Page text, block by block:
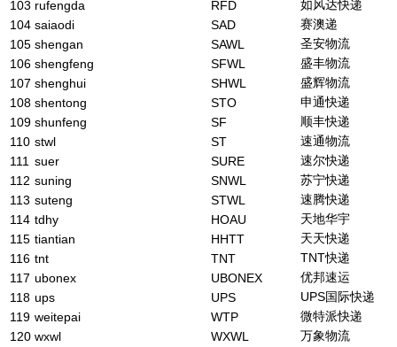
103 rufengda RFD
如风达快递
104 saiaodi SAD
赛澳递
105 shengan SAWL
圣安物流
106 shengfeng SFWL
盛丰物流
107 shenghui SHWL
盛辉物流
108 shentong STO
申通快递
109 shunfeng SF
顺丰快递
110 stwl ST
速通物流
111 suer SURE
速尔快递
112 suning SNWL
苏宁快递
113 suteng STWL
速腾快递
114 tdhy HOAU
天地华宇
115 tiantian HHTT
天天快递
116 tnt TNT
TNT快递
117 ubonex UBONEX
优邦速运
118 ups UPS
UPS国际快递
119 weitepai WTP
微特派快递
120 wxwl WXWL
万象物流